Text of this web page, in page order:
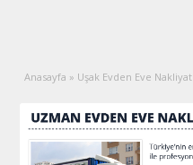
Anasayfa » Uşak Evden Eve Nakliyat